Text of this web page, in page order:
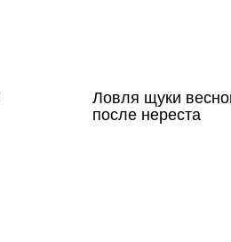
Ловля щуки
после нереста